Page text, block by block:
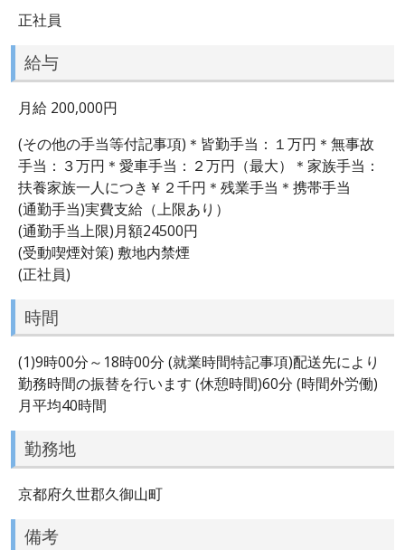
正社員
給与
月給 200,000円
(その他の手当等付記事項)＊皆勤手当：１万円＊無事故
手当：３万円＊愛車手当：２万円（最大）＊家族手当：
扶養家族一人につき￥２千円＊残業手当＊携帯手当
(通勤手当)実費支給（上限あり）
(通勤手当上限)月額24500円
(受動喫煙対策) 敷地内禁煙
(正社員)
時間
(1)9時00分～18時00分 (就業時間特記事項)配送先により
勤務時間の振替を行います (休憩時間)60分 (時間外労働)
月平均40時間
勤務地
京都府久世郡久御山町
備考